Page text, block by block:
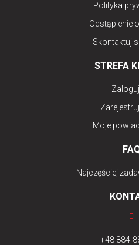
Polityka
Odstąpienie
Skontaktuj
STREFA
Moje
Najczęściej
+48 884-